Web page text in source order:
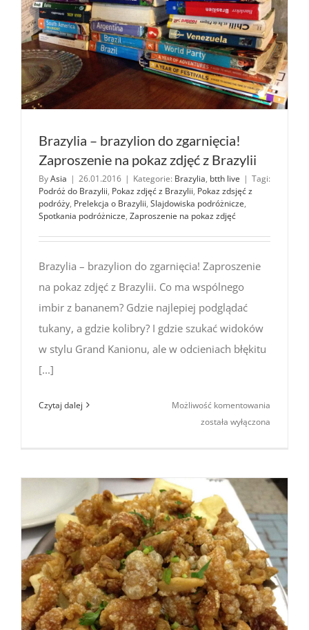
Brazylia – brazylion do zgarnięcia!
Zaproszenie na pokaz zdjęć z Brazylii
ByAsia | 26.01.2016 | Kategorie: Brazylia, btth live | Tagi:
Podróż do Brazylii, Pokaz zdjęć z Brazylii, Pokaz zdsjęć z
podróży, Prelekcja o Brazylii, Slajdowiska podróżnicze,
Spotkania podróżnicze, Zaproszenie na pokaz zdjęć
Brazylia – brazylion do zgarnięcia! Zaproszenie
na pokaz zdjęć z Brazylii. Co ma wspólnego
imbir z bananem? Gdzie najlepiej podglądać
tukany, a gdzie kolibry? I gdzie szukać widoków
w stylu Grand Kanionu, ale w odcieniach błękitu
[...]
Czytaj dalej Możliwość komentowania
na pokaz
zdjęć
z Brazylii
została wyłączona